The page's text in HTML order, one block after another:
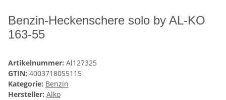
Benzin-Heckenschere solo by AL-KO
163-55
Artikelnummer: Al127325
GTIN: 4003718055115
Kategorie: Benzin
Hersteller: Alko